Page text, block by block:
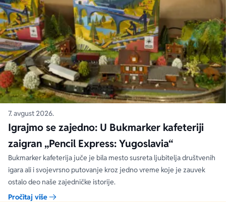
7. avgust 2026.
Igrajmo se zajedno: U Bukmarker kafeteriji
zaigran „Pencil Express: Yugoslavia“
Bukmarker kafeterija juče je bila mesto susreta ljubitelja društvenih
igara ali i svojevrsno putovanje kroz jedno vreme koje je zauvek
ostalo deo naše zajedničke istorije.
Pročitaj više